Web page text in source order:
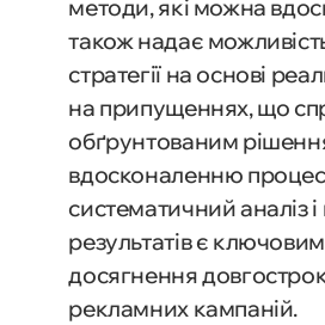
методи, які можна
також надає
стратегії на основі
на припущеннях, що
обґрунтованим
вдосконаленню
систематичний аналіз
результатів є
досягнення
рекламних кампаній.